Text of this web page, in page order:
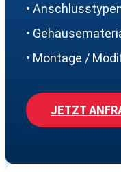
•
•
• Montage /
JETZT